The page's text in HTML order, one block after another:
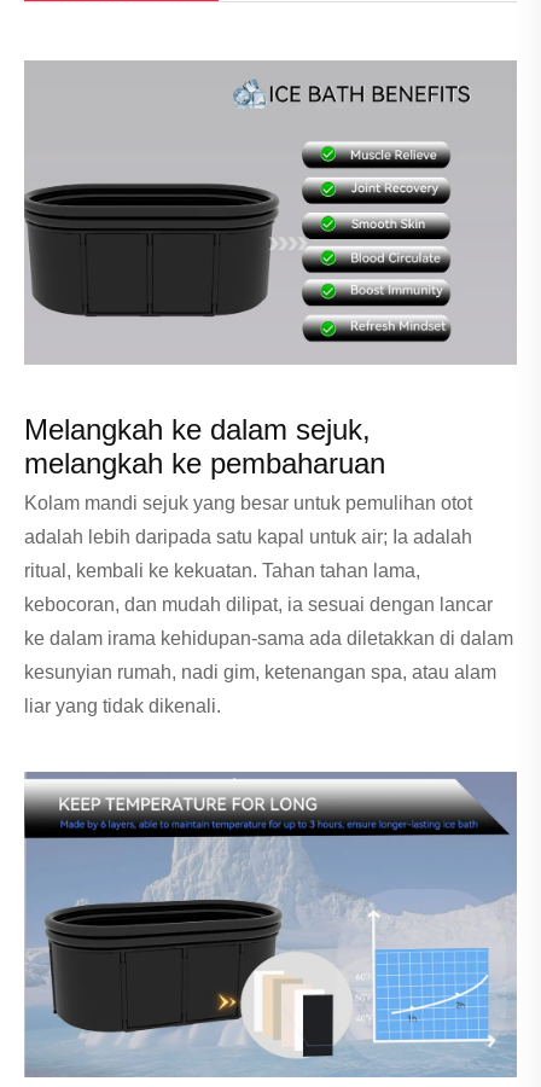
Melangkah ke dalam sejuk,
melangkah ke pembaharuan
Kolam mandi sejuk yang besar untuk pemulihan otot
adalah lebih daripada satu kapal untuk air; Ia adalah
ritual, kembali ke kekuatan. Tahan tahan lama,
kebocoran, dan mudah dilipat, ia sesuai dengan lancar
ke dalam irama kehidupan-sama ada diletakkan di dalam
kesunyian rumah, nadi gim, ketenangan spa, atau alam
liar yang tidak dikenali.